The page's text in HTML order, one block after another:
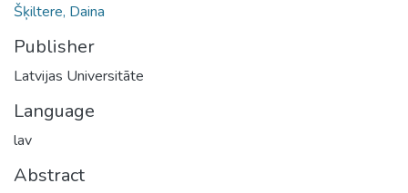
Šķiltere, Daina
Publisher
Latvijas Universitāte
Language
lav
Abstract